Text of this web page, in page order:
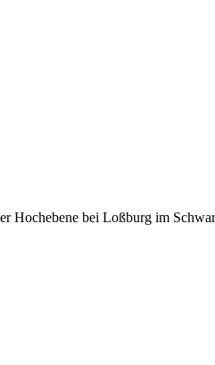
Hochebene bei Loßburg im